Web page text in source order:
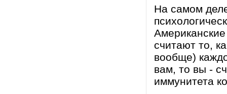
На самом
считают то,
вообще)
вам, то вы -
иммунитета